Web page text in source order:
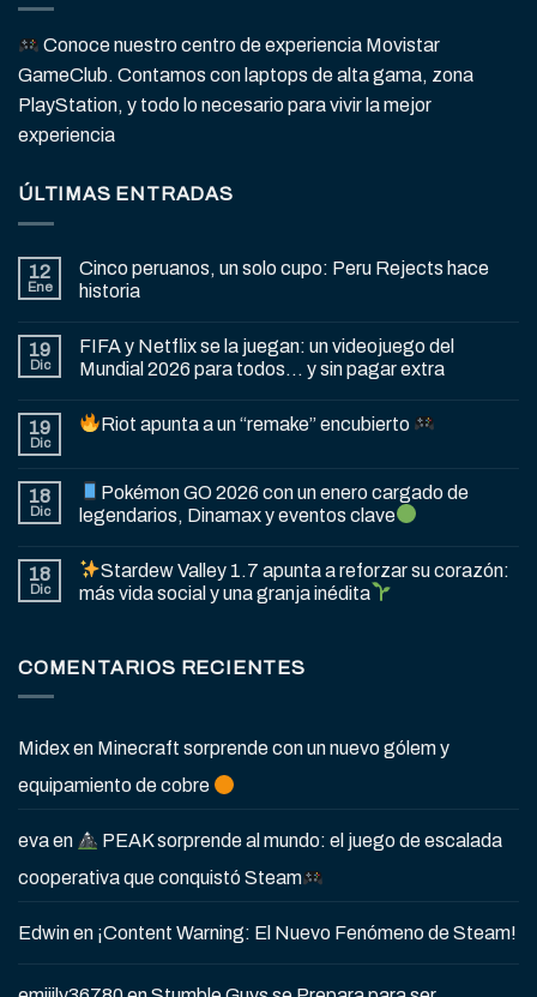
Conoce nuestro centro de experiencia Movistar
GameClub. Contamos con laptops de alta gama, zona
PlayStation, y todo lo necesario para vivir la mejor
experiencia
ÚLTIMAS ENTRADAS
12
Ene
Cinco peruanos, un solo cupo: Peru Rejects hace
historia
19
Dic
FIFA y Netflix se la juegan: un videojuego del
Mundial 2026 para todos… y sin pagar extra
19
Dic
Riot apunta a un “remake” encubierto
18
Dic
Pokémon GO 2026 con un enero cargado de
legendarios, Dinamax y eventos clave
18
Dic
Stardew Valley 1.7 apunta a reforzar su corazón:
más vida social y una granja inédita
COMENTARIOS RECIENTES
Midexen Minecraft sorprende con un nuevo gólem y
equipamiento de cobre
evaen
PEAK sorprende al mundo: el juego de escalada
cooperativa que conquistó Steam
Edwinen ¡Content Warning: El Nuevo Fenómeno de Steam!